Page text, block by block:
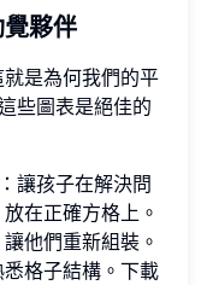
夥伴
是為何我們的平
些圖表是絕佳的
讓孩子在解決問
在正確方格上。
他們重新組裝。
格子結構。下載